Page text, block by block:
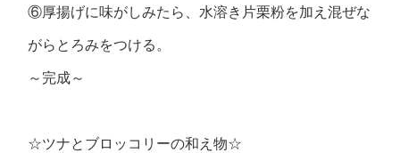
⑥厚揚げに味がしみたら、水溶き片栗粉を加え混ぜな
がらとろみをつける。
～完成～
☆ツナとブロッコリーの和え物☆